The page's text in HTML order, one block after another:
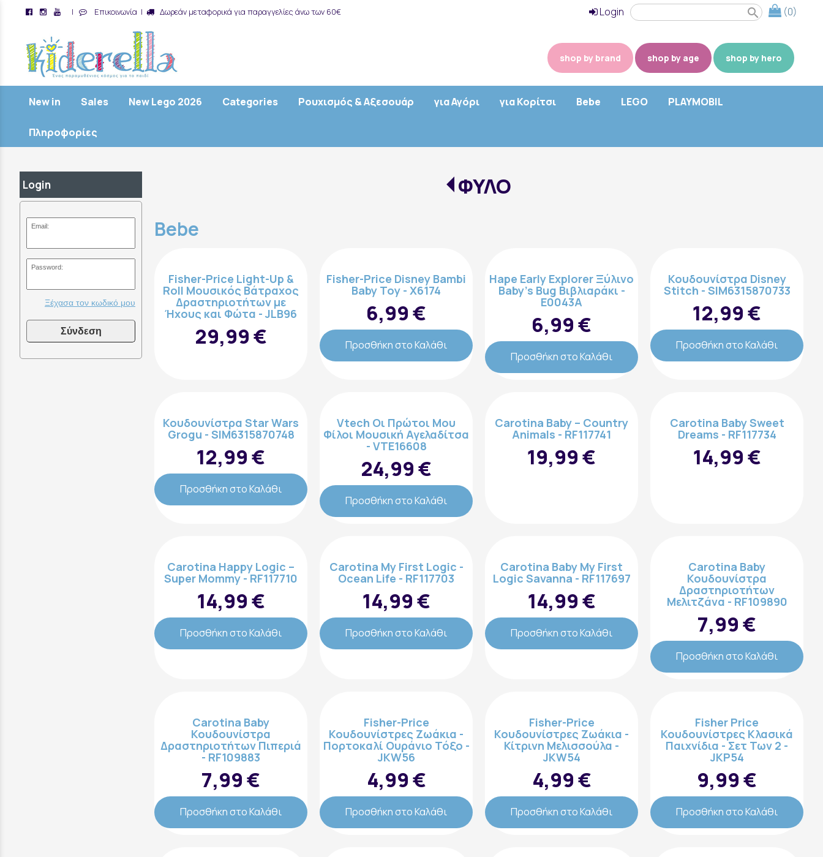
| Επικοινωνία | Δωρεάν μεταφορικά για παραγγελίες άνω των 60€ (0)
search
Login
shop by brand shop by age shop by hero
New in Sales New Lego 2026 Categories Ρουχισμός & Αξεσουάρ για Αγόρι για Κορίτσι Bebe LEGO PLAYMOBIL
Πληροφορίες
Login
Email:
Password:
Ξέχασα τον κωδικό μου
Σύνδεση
ΦΥΛΟ
Bebe
Fisher-Price Light-Up &
Roll Μουσικός Βάτραχος
Δραστηριοτήτων με
Ήχους και Φώτα - JLB96
29,99 €
Fisher-Price Disney Bambi
Baby Toy - X6174
6,99 €
Προσθήκη στο Καλάθι
Hape Early Explorer Ξύλινο
Baby's Bug Βιβλιαράκι -
E0043A
6,99 €
Προσθήκη στο Καλάθι
Κουδουνίστρα Disney
Stitch - SIM6315870733
12,99 €
Προσθήκη στο Καλάθι
Κουδουνίστρα Star Wars
Grogu - SIM6315870748
12,99 €
Προσθήκη στο Καλάθι
Vtech Οι Πρώτοι Mου
Φίλοι Μουσική Αγελαδίτσα
- VTE16608
24,99 €
Προσθήκη στο Καλάθι
Carotina Baby – Country
Animals - RF117741
19,99 €
Carotina Baby Sweet
Dreams - RF117734
14,99 €
Carotina Happy Logic –
Super Mommy - RF117710
14,99 €
Προσθήκη στο Καλάθι
Carotina My First Logic -
Ocean Life - RF117703
14,99 €
Προσθήκη στο Καλάθι
Carotina Baby My First
Logic Savanna - RF117697
14,99 €
Προσθήκη στο Καλάθι
Carotina Baby
Κουδουνίστρα
Δραστηριοτήτων
Μελιτζάνα - RF109890
7,99 €
Προσθήκη στο Καλάθι
Carotina Baby
Κουδουνίστρα
Δραστηριοτήτων Πιπεριά
- RF109883
7,99 €
Προσθήκη στο Καλάθι
Fisher-Price
Κουδουνίστρες Ζωάκια -
Πορτοκαλί Ουράνιο Τόξο -
JKW56
4,99 €
Προσθήκη στο Καλάθι
Fisher-Price
Κουδουνίστρες Ζωάκια -
Κίτρινη Μελισσούλα -
JKW54
4,99 €
Προσθήκη στο Καλάθι
Fisher Price
Κουδουνίστρες Κλασικά
Παιχνίδια - Σετ Των 2 -
JKP54
9,99 €
Προσθήκη στο Καλάθι
Επικοινωνήστε μαζί μας:
Εγγραφή στο Newsletter